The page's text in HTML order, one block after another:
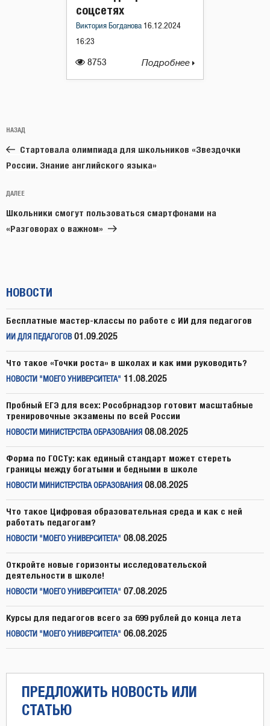
8753
соцсетях
Виктория Богданова 16.12.2024
16:23
Подробнее
по
записям
Предыдущая
запись:
НАЗАД
Стартовала олимпиада для школьников «Звездочки
России. Знание английского языка»
Следующая
запись
ДАЛЕЕ
Школьники смогут пользоваться смартфонами на
«Разговорах о важном»
НОВОСТИ
Бесплатные мастер-классы по работе с ИИ для педагогов
ИИ ДЛЯ ПЕДАГОГОВ 01.09.2025
Что такое «Точки роста» в школах и как ими руководить?
НОВОСТИ "МОЕГО УНИВЕРСИТЕТА" 11.08.2025
Пробный ЕГЭ для всех: Рособрнадзор готовит масштабные
тренировочные экзамены по всей России
НОВОСТИ МИНИСТЕРСТВА ОБРАЗОВАНИЯ 08.08.2025
Форма по ГОСТу: как единый стандарт может стереть
границы между богатыми и бедными в школе
НОВОСТИ МИНИСТЕРСТВА ОБРАЗОВАНИЯ 08.08.2025
Что такое Цифровая образовательная среда и как с ней
работать педагогам?
НОВОСТИ "МОЕГО УНИВЕРСИТЕТА" 08.08.2025
Откройте новые горизонты исследовательской
деятельности в школе!
НОВОСТИ "МОЕГО УНИВЕРСИТЕТА" 07.08.2025
Курсы для педагогов всего за 699 рублей до конца лета
НОВОСТИ "МОЕГО УНИВЕРСИТЕТА" 06.08.2025
ПРЕДЛОЖИТЬ НОВОСТЬ ИЛИ
СТАТЬЮ